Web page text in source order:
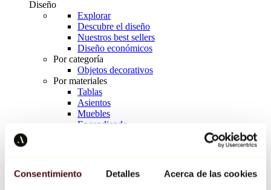
Consentimiento Detalles Acerca de las cookies
Diseño
Explorar
Descubre el diseño
Nuestros best sellers
Diseño económicos
Por categoría
Objetos decorativos
Por materiales
Tablas
Asientos
Muebles
Encendiendo
Richard Orlinski
Keith Haring